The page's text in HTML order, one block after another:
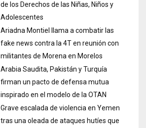
de los Derechos de las Niñas, Niños y
Adolescentes
Ariadna Montiel llama a combatir las
fake news contra la 4T en reunión con
militantes de Morena en Morelos
Arabia Saudita, Pakistán y Turquía
firman un pacto de defensa mutua
inspirado en el modelo de la OTAN
Grave escalada de violencia en Yemen
tras una oleada de ataques hutíes que